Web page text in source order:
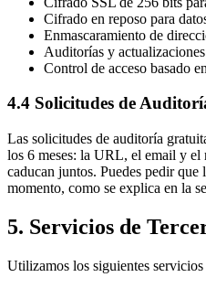
Cifrado en reposo para
Enmascaramiento de
Auditorías y
Control de acceso basado
4.4 Solicitudes de
Las solicitudes de auditoría
los 6 meses: la URL, el email y el
caducan juntos. Puedes pedir que
momento, como se explica en la
5. Servicios de
Utilizamos los siguientes servicios